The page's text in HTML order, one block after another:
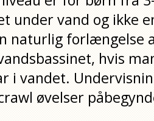
under vand og ikke
naturlig forlængelse
hvis
i vandet.
øvelser